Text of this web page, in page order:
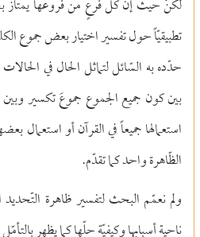
لكنْ حيث إنَّ كلّ فرعٍ من فروعها يمتاز
تطبيقيّاً حول تفسير اختيار بعض جموع
حدّده به السّائل لتماثل الحال في
بين كون جميع الجموع جموعَ تكسير وبين
استعمالها جميعاً في القرآن أو استعمال
الظّاهرة واحد كما تقدّم.
ولم نعمّم البحث لتفسير ظاهرة